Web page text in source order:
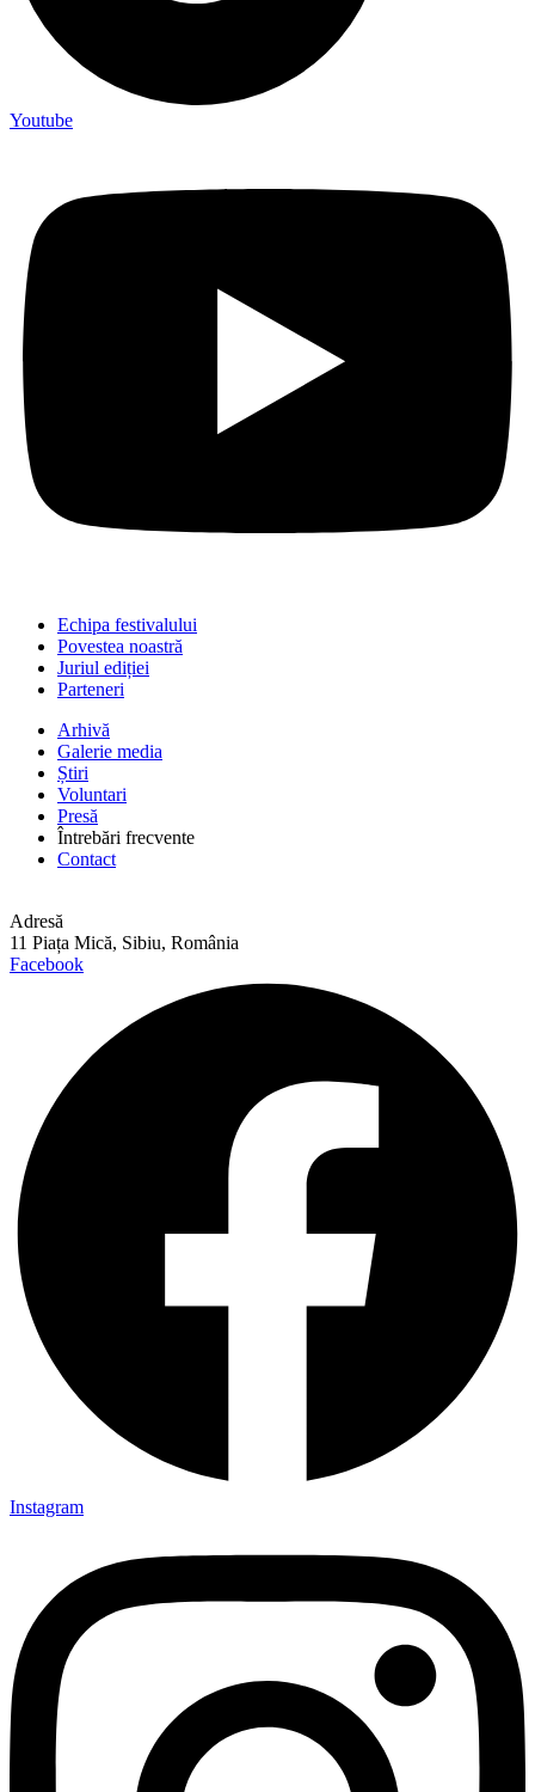
Youtube
Echipa festivalului
Povestea noastră
Juriul ediției
Parteneri
Arhivă
Galerie media
Știri
Voluntari
Presă
Întrebări frecvente
Contact
Adresă
11 Piața Mică, Sibiu, România
Facebook
Instagram